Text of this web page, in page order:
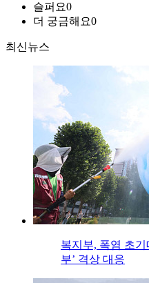
슬퍼요0
더 궁금해요0
최신뉴스
복지부, 폭염 초
부’ 격상 대응